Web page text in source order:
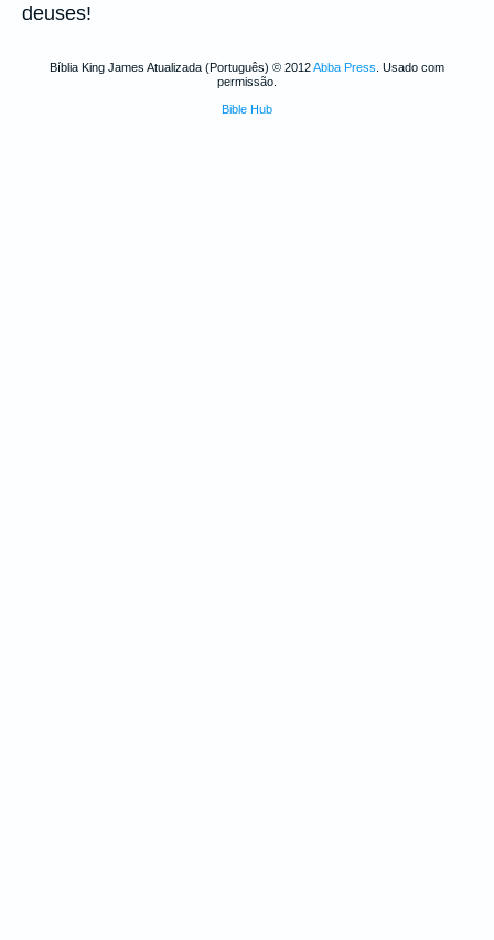
deuses!
Bíblia King James Atualizada (Português) © 2012Abba Press . Usado com
permissão.
Bible Hub